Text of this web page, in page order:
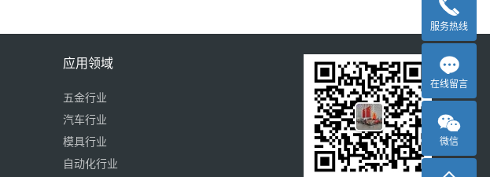
应用领域
五金行业
汽车行业
模具行业
自动化行业
服务热线
在线留言
微信